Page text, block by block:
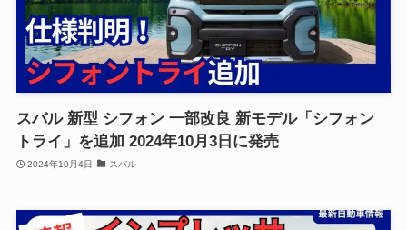
スバル 新型 シフォン 一部改良 新モデル「シフォン
トライ」を追加 2024年10月3日に発売
2024年10月4日 スバル